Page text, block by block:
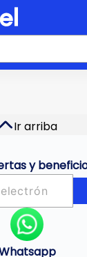
Ir arriba
y